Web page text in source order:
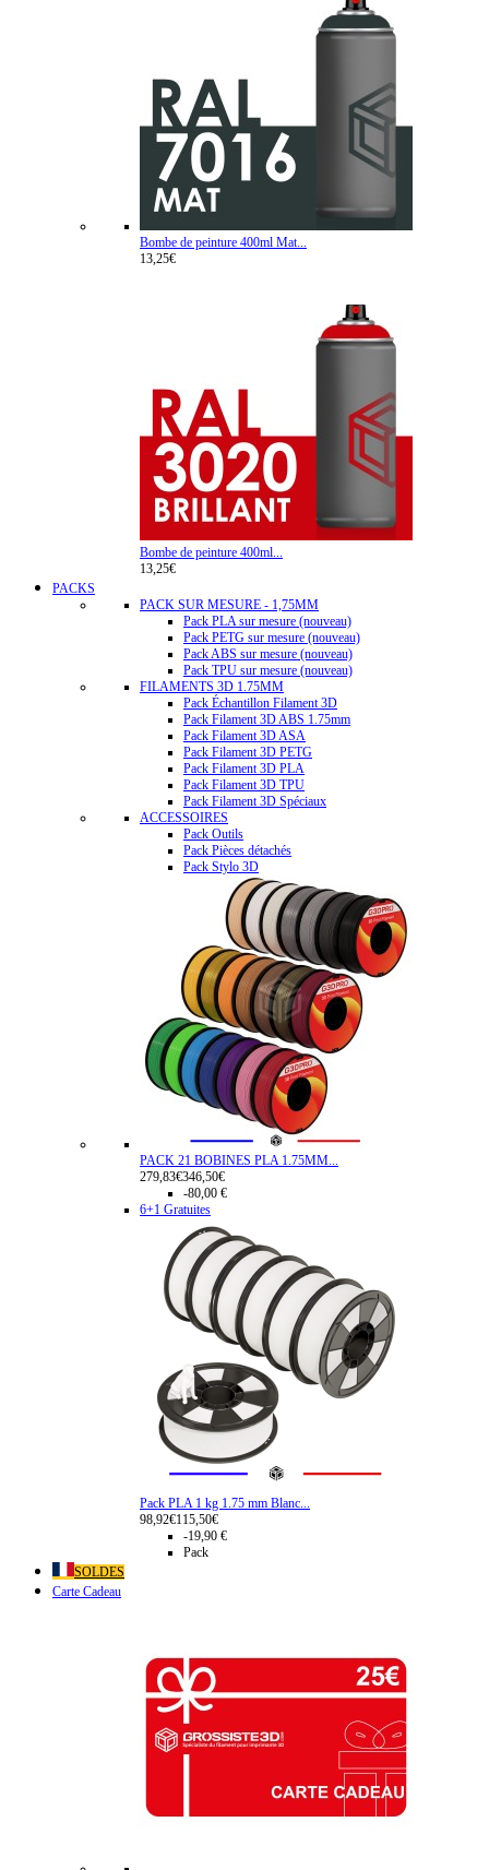
Bombe de peinture 400ml Mat...
13,25€
Bombe de peinture 400ml...
13,25€
PACKS
PACK SUR MESURE - 1,75MM
Pack PLA sur mesure (nouveau)
Pack PETG sur mesure (nouveau)
Pack ABS sur mesure (nouveau)
Pack TPU sur mesure (nouveau)
FILAMENTS 3D 1.75MM
Pack Échantillon Filament 3D
Pack Filament 3D ABS 1.75mm
Pack Filament 3D ASA
Pack Filament 3D PETG
Pack Filament 3D PLA
Pack Filament 3D TPU
Pack Filament 3D Spéciaux
ACCESSOIRES
Pack Outils
Pack Pièces détachés
Pack Stylo 3D
PACK 21 BOBINES PLA 1.75MM...
279,83€346,50€
-80,00 €
6+1 Gratuites
Pack PLA 1 kg 1.75 mm Blanc...
98,92€115,50€
-19,90 €
Pack
SOLDES
Carte Cadeau